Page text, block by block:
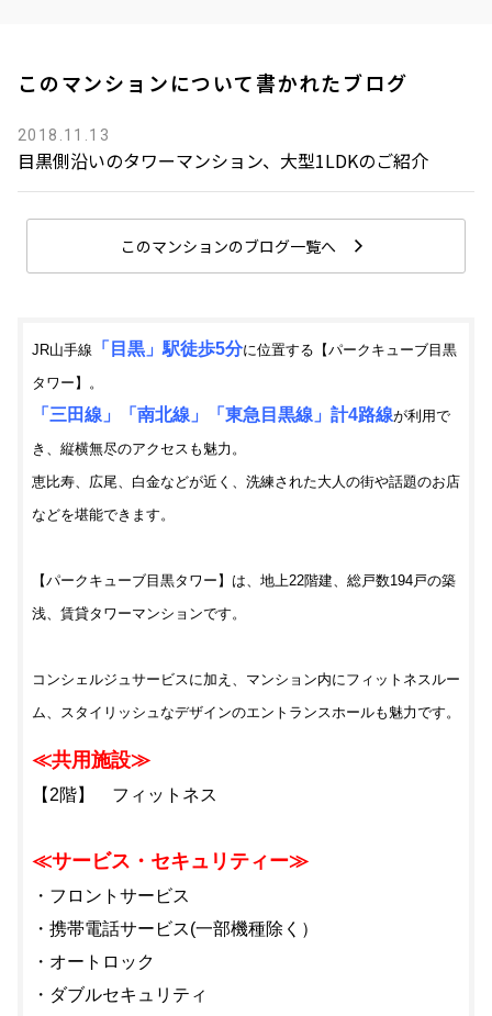
このマンションについて書かれたブログ
2018.11.13
目黒側沿いのタワーマンション、大型1LDKのご紹介
このマンションのブログ一覧へ
JR山手線 「目黒」駅徒歩5分に位置する【パークキューブ目黒
タワー】。
「三田線」「南北線」「東急目黒線」計4路線が利用で
き、縦横無尽のアクセスも魅力。
恵比寿、広尾、白金などが近く、洗練された大人の街や話題のお店
などを堪能できます。
【パークキューブ目黒タワー】は、地上22階建、総戸数194戸の築
浅、賃貸タワーマンションです。
コンシェルジュサービスに加え、マンション内にフィットネスルー
ム、スタイリッシュなデザインのエントランスホールも魅力です。
≪共用施設≫
【2階】 フィットネス
≪サービス・セキュリティー≫
・フロントサービス
・携帯電話サービス(一部機種除く）
・オートロック
・ダブルセキュリティ